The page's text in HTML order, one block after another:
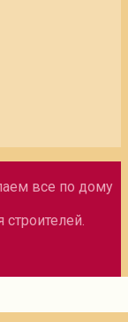
все по дому